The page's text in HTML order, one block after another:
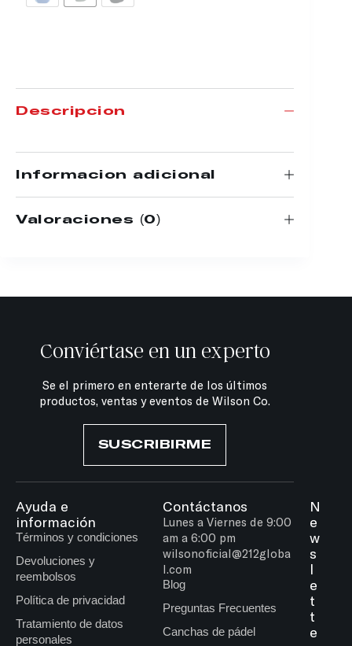
Descripción
Información adicional
Valoraciones (0)
Conviértase en un experto
Se el primero en enterarte de los últimos
productos, ventas y eventos de Wilson Co.
SUSCRIBIRME
Ayuda e
información
Términos y condiciones
Devoluciones y
reembolsos
Política de privacidad
Tratamiento de datos
personales
Contáctanos
Lunes a Viernes de 9:00
am a 6:00 pm
wilsonoficial@212globa
l.com
Blog
Preguntas Frecuentes
Canchas de pádel
N
e
w
s
l
e
t
t
e